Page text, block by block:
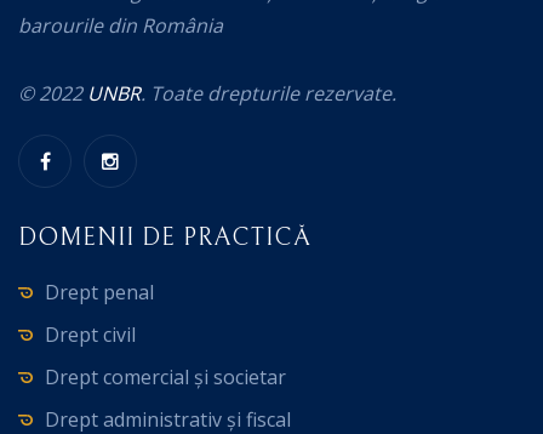
barourile din România
© 2022 UNBR. Toate drepturile rezervate.
DOMENII DE PRACTICĂ
Drept penal
Drept civil
Drept comercial și societar
Drept administrativ și fiscal